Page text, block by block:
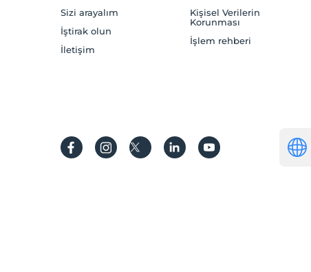
Sizi arayalım
İştirak olun
İletişim
Kişisel Verilerin
Korunması
İşlem rehberi